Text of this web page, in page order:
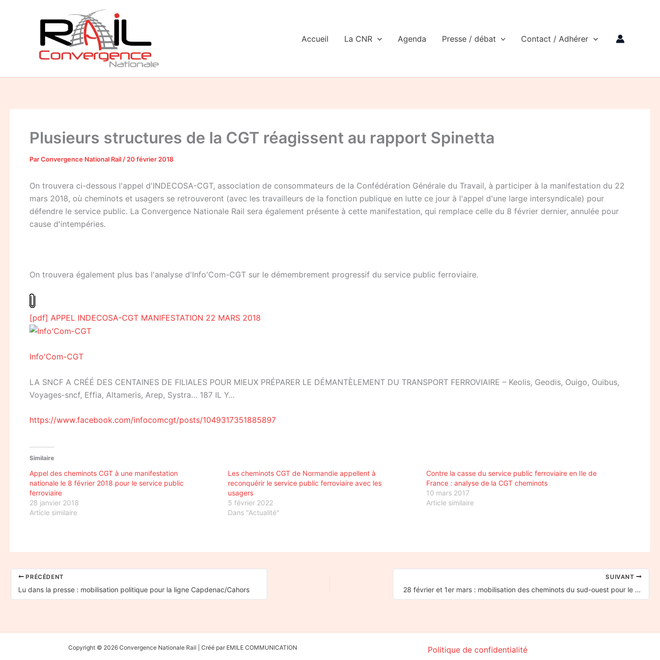
Accueil La CNR Agenda Presse / débat Contact / Adhérer
Plusieurs structures de la CGT réagissent au rapport Spinetta
ParConvergence National Rail / 20 février 2018
On trouvera ci-dessous l'appel d'INDECOSA-CGT, association de consommateurs de la Confédération Générale du Travail, à participer à la manifestation du 22
mars 2018, où cheminots et usagers se retrouveront (avec les travailleurs de la fonction publique en lutte ce jour à l'appel d'une large intersyndicale) pour
défendre le service public. La Convergence Nationale Rail sera également présente à cette manifestation, qui remplace celle du 8 février dernier, annulée pour
cause d'intempéries.
On trouvera également plus bas l'analyse d'Info'Com-CGT sur le démembrement progressif du service public ferroviaire.
[pdf] APPEL INDECOSA-CGT MANIFESTATION 22 MARS 2018
Info'Com-CGT
LA SNCF A CRÉÉ DES CENTAINES DE FILIALES POUR MIEUX PRÉPARER LE DÉMANTÈLEMENT DU TRANSPORT FERROVIAIRE – Keolis, Geodis, Ouigo, Ouibus,
Voyages-sncf, Effia, Altameris, Arep, Systra… 187 IL Y…
https://www.facebook.com/infocomcgt/posts/1049317351885897
Similaire
Appel des cheminots CGT à une manifestation
nationale le 8 février 2018 pour le service public
ferroviaire
28 janvier 2018
Article similaire
Les cheminots CGT de Normandie appellent à
reconquérir le service public ferroviaire avec les
usagers
5 février 2022
Dans "Actualité"
Contre la casse du service public ferroviaire en Ile de
France : analyse de la CGT cheminots
10 mars 2017
Article similaire
PRÉCÉDENT
Lu dans la presse : mobilisation politique pour la ligne Capdenac/Cahors
SUIVANT
28 février et 1er mars : mobilisation des cheminots du sud-ouest pour le service public ferroviaire
Copyright © 2026 Convergence Nationale Rail | Créé par EMILE COMMUNICATION Politique de confidentialité